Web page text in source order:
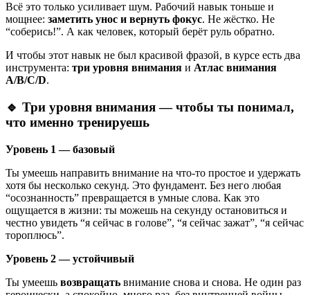
Всё это только усиливает шум. Рабочий навык тоньше и
мощнее: заметить унос и вернуть фокус. Не жёстко. Не
“соберись!”. А как человек, который берёт руль обратно.
И чтобы этот навык не был красивой фразой, в курсе есть два
инструмента: три уровня внимания и Атлас внимания
A/B/C/D.
🔹 Три уровня внимания — чтобы ты понимал,
что именно тренируешь
Уровень 1 — базовый
Ты умеешь направить внимание на что-то простое и удержать
хотя бы несколько секунд. Это фундамент. Без него любая
“осознанность” превращается в умные слова. Как это
ощущается в жизни: ты можешь на секунду остановиться и
честно увидеть “я сейчас в голове”, “я сейчас зажат”, “я сейчас
тороплюсь”.
Уровень 2 — устойчивый
Ты умеешь возвращать внимание снова и снова. Не один раз